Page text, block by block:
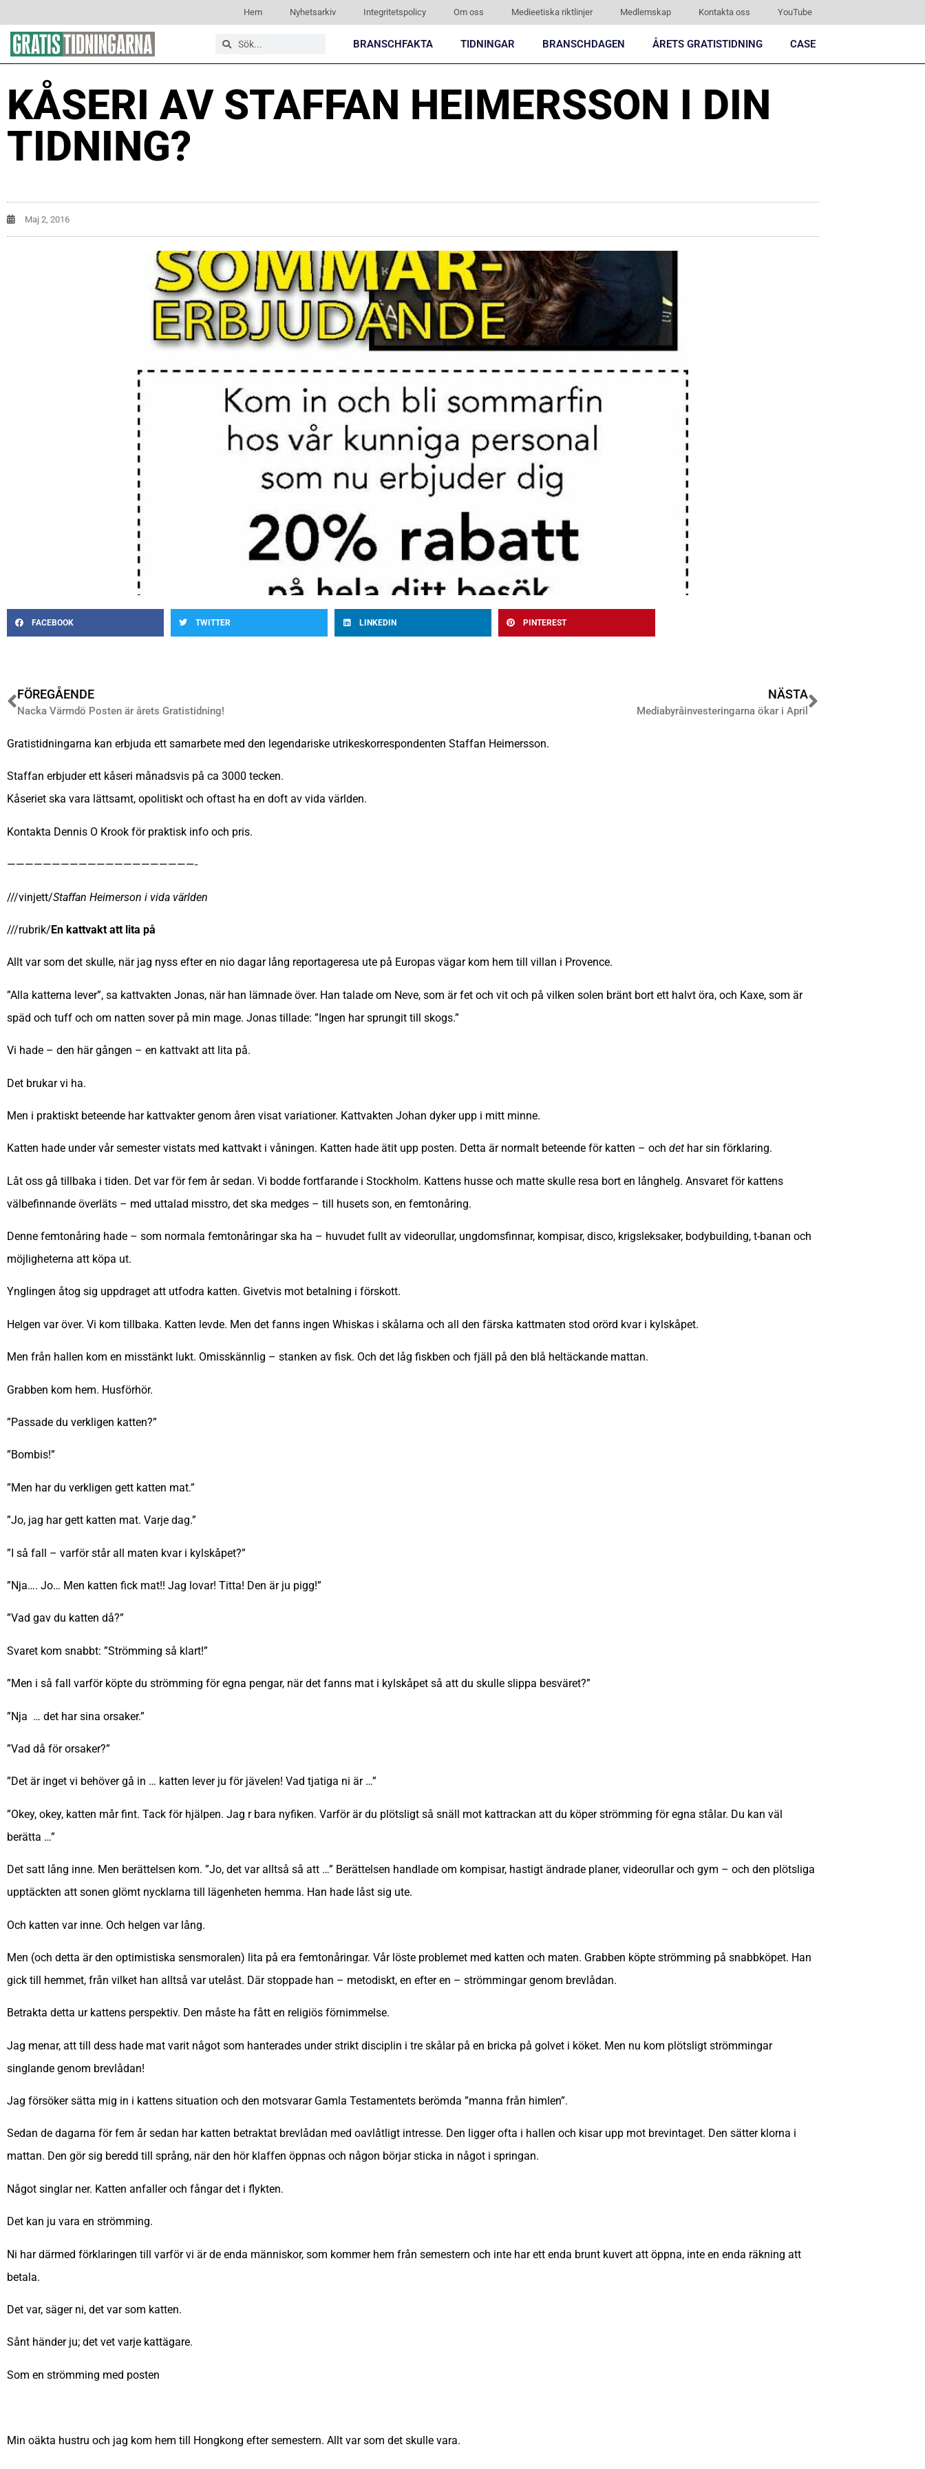
Hem Nyhetsarkiv Integritetspolicy Om oss Medieetiska riktlinjer Medlemskap Kontakta oss YouTube
BRANSCHFAKTA TIDNINGAR BRANSCHDAGEN ÅRETS GRATISTIDNING CASE
KÅSERI AV STAFFAN HEIMERSSON I DIN
TIDNING?
Maj 2, 2016
FACEBOOK TWITTER LINKEDIN PINTEREST
FÖREGÅENDE
Nacka Värmdö Posten är årets Gratistidning!
NÄSTA
Mediabyråinvesteringarna ökar i April
Gratistidningarna kan erbjuda ett samarbete med den legendariske utrikeskorrespondenten Staffan Heimersson.
Staffan erbjuder ett kåseri månadsvis på ca 3000 tecken.
Kåseriet ska vara lättsamt, opolitiskt och oftast ha en doft av vida världen.
Kontakta Dennis O Krook för praktisk info och pris.
—————————————————————-
///vinjett/Staffan Heimerson i vida världen
///rubrik/En kattvakt att lita på
Allt var som det skulle, när jag nyss efter en nio dagar lång reportageresa ute på Europas vägar kom hem till villan i Provence.
”Alla katterna lever”, sa kattvakten Jonas, när han lämnade över. Han talade om Neve, som är fet och vit och på vilken solen bränt bort ett halvt öra, och Kaxe, som är
späd och tuff och om natten sover på min mage. Jonas tillade: ”Ingen har sprungit till skogs.”
Vi hade – den här gången – en kattvakt att lita på.
Det brukar vi ha.
Men i praktiskt beteende har kattvakter genom åren visat variationer. Kattvakten Johan dyker upp i mitt minne.
Katten hade under vår semester vistats med kattvakt i våningen. Katten hade ätit upp posten. Detta är normalt beteende för katten – och det har sin förklaring.
Låt oss gå tillbaka i tiden. Det var för fem år sedan. Vi bodde fortfarande i Stockholm. Kattens husse och matte skulle resa bort en långhelg. Ansvaret för kattens
välbefinnande överläts – med uttalad misstro, det ska medges – till husets son, en femtonåring.
Denne femtonåring hade – som normala femtonåringar ska ha – huvudet fullt av videorullar, ungdomsfinnar, kompisar, disco, krigsleksaker, bodybuilding, t-banan och
möjligheterna att köpa ut.
Ynglingen åtog sig uppdraget att utfodra katten. Givetvis mot betalning i förskott.
Helgen var över. Vi kom tillbaka. Katten levde. Men det fanns ingen Whiskas i skålarna och all den färska kattmaten stod orörd kvar i kylskåpet.
Men från hallen kom en misstänkt lukt. Omisskännlig – stanken av fisk. Och det låg fiskben och fjäll på den blå heltäckande mattan.
Grabben kom hem. Husförhör.
”Passade du verkligen katten?”
”Bombis!”
”Men har du verkligen gett katten mat.”
”Jo, jag har gett katten mat. Varje dag.”
”I så fall – varför står all maten kvar i kylskåpet?”
”Nja…. Jo… Men katten fick mat!! Jag lovar! Titta! Den är ju pigg!”
”Vad gav du katten då?”
Svaret kom snabbt: ”Strömming så klart!”
”Men i så fall varför köpte du strömming för egna pengar, när det fanns mat i kylskåpet så att du skulle slippa besväret?”
”Nja … det har sina orsaker.”
”Vad då för orsaker?”
”Det är inget vi behöver gå in … katten lever ju för jävelen! Vad tjatiga ni är …”
”Okey, okey, katten mår fint. Tack för hjälpen. Jag r bara nyfiken. Varför är du plötsligt så snäll mot kattrackan att du köper strömming för egna stålar. Du kan väl
berätta …”
Det satt lång inne. Men berättelsen kom. ”Jo, det var alltså så att …” Berättelsen handlade om kompisar, hastigt ändrade planer, videorullar och gym – och den plötsliga
upptäckten att sonen glömt nycklarna till lägenheten hemma. Han hade låst sig ute.
Och katten var inne. Och helgen var lång.
Men (och detta är den optimistiska sensmoralen) lita på era femtonåringar. Vår löste problemet med katten och maten. Grabben köpte strömming på snabbköpet. Han
gick till hemmet, från vilket han alltså var utelåst. Där stoppade han – metodiskt, en efter en – strömmingar genom brevlådan.
Betrakta detta ur kattens perspektiv. Den måste ha fått en religiös förnimmelse.
Jag menar, att till dess hade mat varit något som hanterades under strikt disciplin i tre skålar på en bricka på golvet i köket. Men nu kom plötsligt strömmingar
singlande genom brevlådan!
Jag försöker sätta mig in i kattens situation och den motsvarar Gamla Testamentets berömda ”manna från himlen”.
Sedan de dagarna för fem år sedan har katten betraktat brevlådan med oavlåtligt intresse. Den ligger ofta i hallen och kisar upp mot brevintaget. Den sätter klorna i
mattan. Den gör sig beredd till språng, när den hör klaffen öppnas och någon börjar sticka in något i springan.
Något singlar ner. Katten anfaller och fångar det i flykten.
Det kan ju vara en strömming.
Ni har därmed förklaringen till varför vi är de enda människor, som kommer hem från semestern och inte har ett enda brunt kuvert att öppna, inte en enda räkning att
betala.
Det var, säger ni, det var som katten.
Sånt händer ju; det vet varje kattägare.
Som en strömming med posten
Min oäkta hustru och jag kom hem till Hongkong efter semestern. Allt var som det skulle vara.